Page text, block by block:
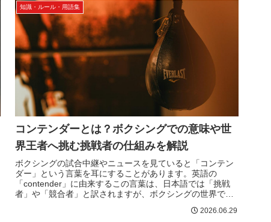
知識・ルール・用語集
コンテンダーとは？ボクシングでの意味や世
界王者へ挑む挑戦者の仕組みを解説
ボクシングの試合中継やニュースを見ていると「コンテン
ダー」という言葉を耳にすることがあります。英語の
「contender」に由来するこの言葉は、日本語では「挑戦
者」や「競合者」と訳されますが、ボクシングの世界では
2026.06.29